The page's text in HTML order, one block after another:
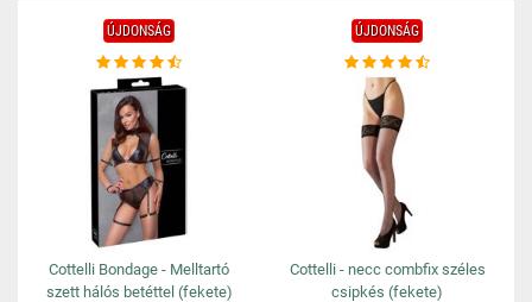
ÚJDONSÁG
Cottelli Bondage - Melltartó
szett hálós betéttel (fekete)
ÚJDONSÁG
Cottelli - necc combfix széles
csipkés (fekete)